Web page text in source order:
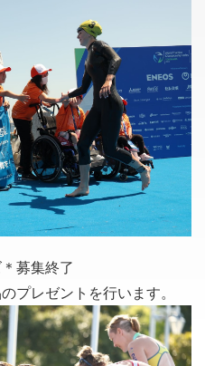
募集終了
プレゼントを行います。